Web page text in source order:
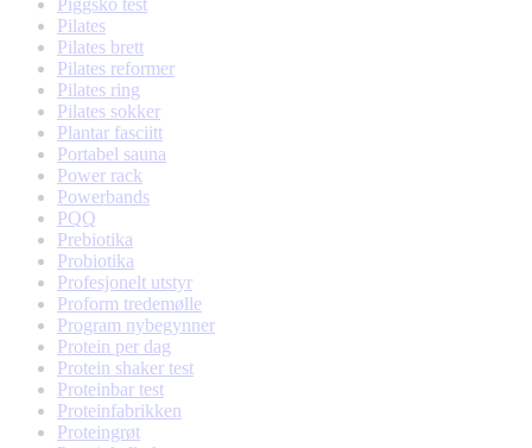
Piggsko test
Pilates
Pilates brett
Pilates reformer
Pilates ring
Pilates sokker
Plantar fasciitt
Portabel sauna
Power rack
Powerbands
PQQ
Prebiotika
Probiotika
Profesjonelt utstyr
Proform tredemølle
Program nybegynner
Protein per dag
Protein shaker test
Proteinbar test
Proteinfabrikken
Proteingrøt